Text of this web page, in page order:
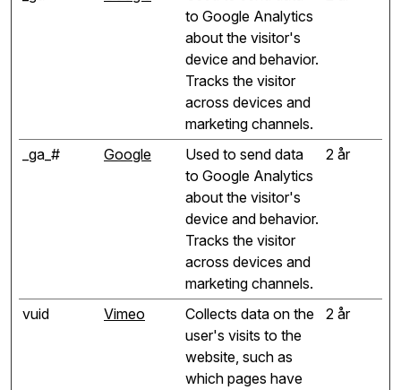
to Google Analytics
about the visitor's
device and behavior.
Tracks the visitor
across devices and
marketing channels.
_ga_# Google
Used to send data
to Google Analytics
about the visitor's
device and behavior.
Tracks the visitor
across devices and
marketing channels.
2 år
vuid Vimeo
Collects data on the
user's visits to the
website, such as
which pages have
2 år